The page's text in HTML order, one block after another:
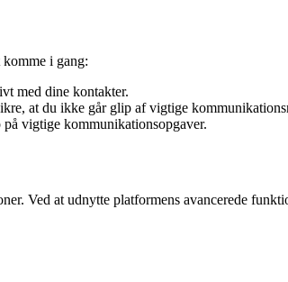
i gang:
med dine kontakter.
at du ikke går glip af vigtige
vigtige kommunikationsopgaver.
Ved at udnytte platformens avancerede